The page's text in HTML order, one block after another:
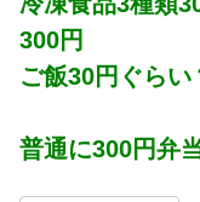
300円
ご飯30円ぐらい
普通に300円弁